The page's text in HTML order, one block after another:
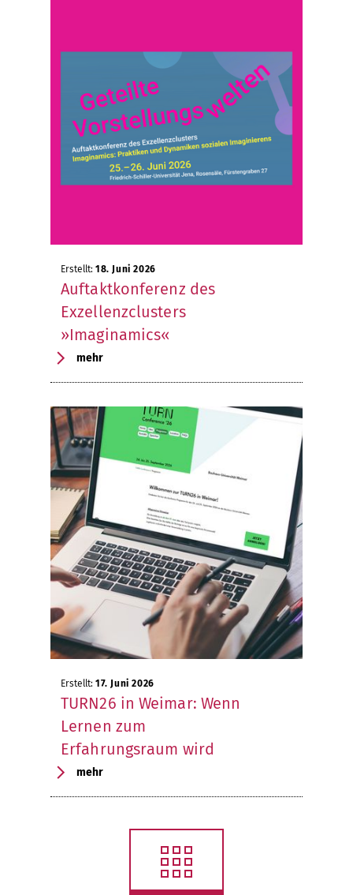
Erstellt: 18. Juni 2026
Auftaktkonferenz des
Exzellenzclusters
»Imaginamics«
mehr
Erstellt: 17. Juni 2026
TURN26 in Weimar: Wenn
Lernen zum
Erfahrungsraum wird
mehr